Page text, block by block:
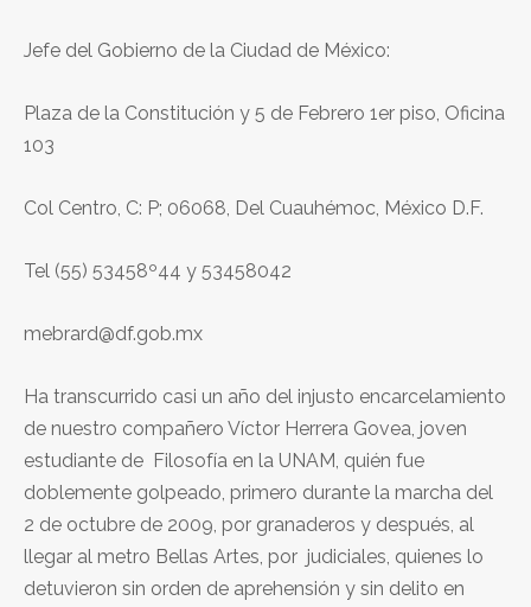
Jefe del Gobierno de la Ciudad de México:
Plaza de la Constitución y 5 de Febrero 1er piso, Oficina
103
Col Centro, C: P; 06068, Del Cuauhémoc, México D.F.
Tel (55) 53458º44 y 53458042
mebrard@df.gob.mx
Ha transcurrido casi un año del injusto encarcelamiento
de nuestro compañero Víctor Herrera Govea, joven
estudiante de Filosofía en la UNAM, quién fue
doblemente golpeado, primero durante la marcha del
2 de octubre de 2009, por granaderos y después, al
llegar al metro Bellas Artes, por judiciales, quienes lo
detuvieron sin orden de aprehensión y sin delito en